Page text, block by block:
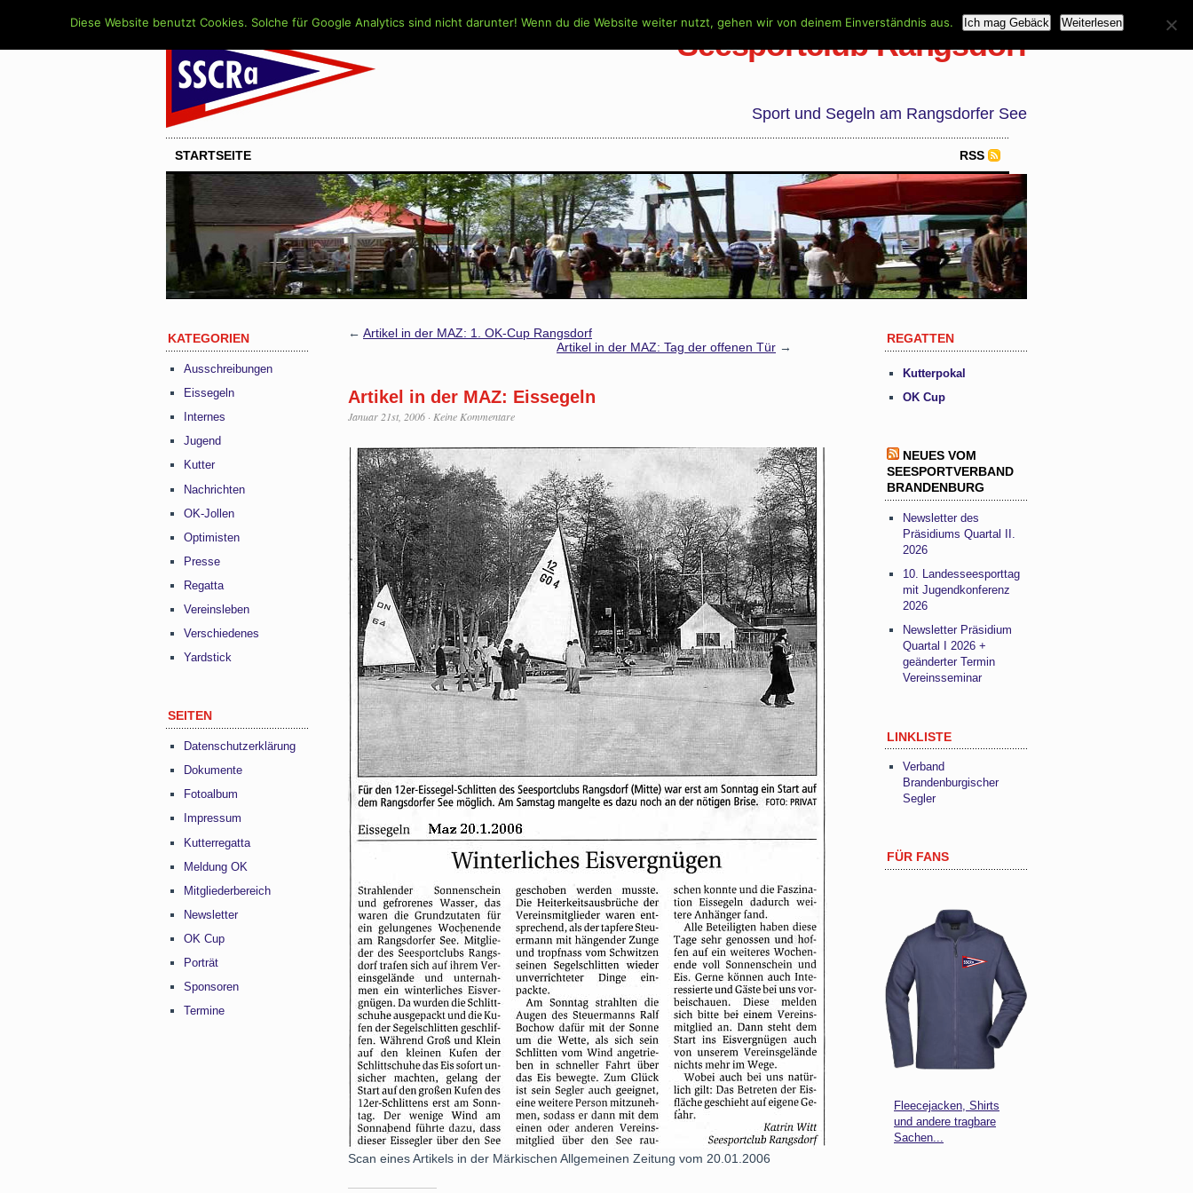
Seesportclub Rangsdorf
Sport und Segeln am Rangsdorfer See
STARTSEITE RSS
KATEGORIEN
Ausschreibungen
Eissegeln
Internes
Jugend
Kutter
Nachrichten
OK-Jollen
Optimisten
Presse
Regatta
Vereinsleben
Verschiedenes
Yardstick
SEITEN
Datenschutzerklärung
Dokumente
Fotoalbum
Impressum
Kutterregatta
Meldung OK
Mitgliederbereich
Newsletter
OK Cup
Porträt
Sponsoren
Termine
← Artikel in der MAZ: 1. OK-Cup Rangsdorf
Artikel in der MAZ: Tag der offenen Tür →
Artikel in der MAZ: Eissegeln
Januar 21st, 2006 · Keine Kommentare
Scan eines Artikels in der Märkischen Allgemeinen Zeitung vom 20.01.2006
REGATTEN
Kutterpokal
OK Cup
NEUES VOM
SEESPORTVERBAND
BRANDENBURG
Newsletter des
Präsidiums Quartal II.
2026
10. Landesseesporttag
mit Jugendkonferenz
2026
Newsletter Präsidium
Quartal I 2026 +
geänderter Termin
Vereinsseminar
LINKLISTE
Verband
Brandenburgischer
Segler
FÜR FANS
Fleecejacken, Shirts
und andere tragbare
Sachen...
Diese Website benutzt Cookies. Solche für Google Analytics sind nicht darunter! Wenn du die Website weiter nutzt, gehen wir von deinem Einverständnis aus. Ich mag Gebäck Weiterlesen